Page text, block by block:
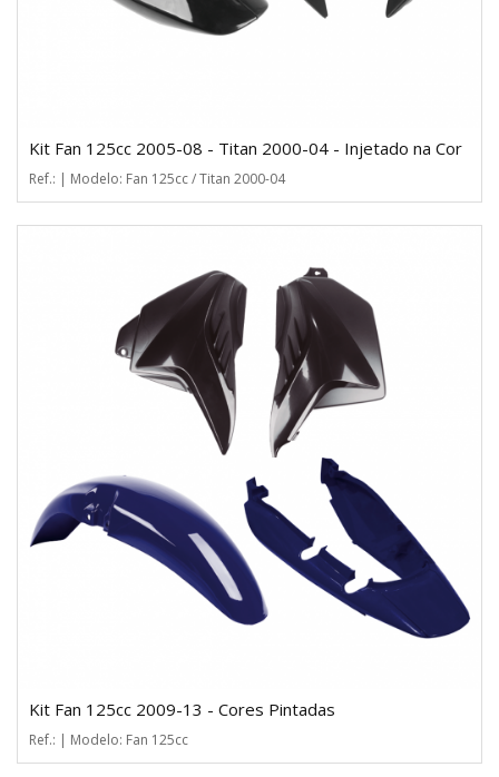
Kit Fan 125cc 2005-08 - Titan 2000-04 - Injetado na Cor
Ref.: | Modelo: Fan 125cc / Titan 2000-04
Kit Fan 125cc 2009-13 - Cores Pintadas
Ref.: | Modelo: Fan 125cc